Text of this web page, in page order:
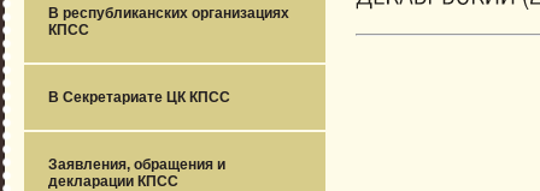
В республиканских организациях
КПСС
В Секретариате ЦК КПСС
Заявления, обращения и
декларации КПСС